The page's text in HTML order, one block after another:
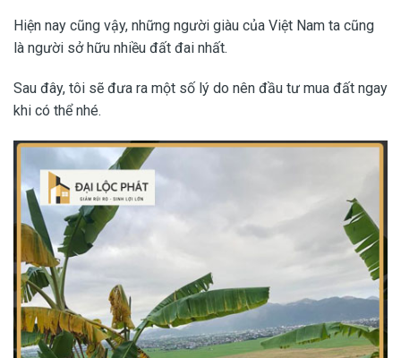
Hiện nay cũng vậy, những người giàu của Việt Nam ta cũng
là người sở hữu nhiều đất đai nhất.
Sau đây, tôi sẽ đưa ra một số lý do nên đầu tư mua đất ngay
khi có thể nhé.